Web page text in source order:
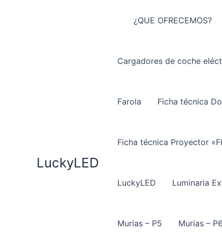
LuckyLED
¿QUE OFRECEMOS?
Cargadores de coche
Farola Ficha técnica
Ficha técnica Proyector
LuckyLED Luminaria
Murias – P5 Murias – P6